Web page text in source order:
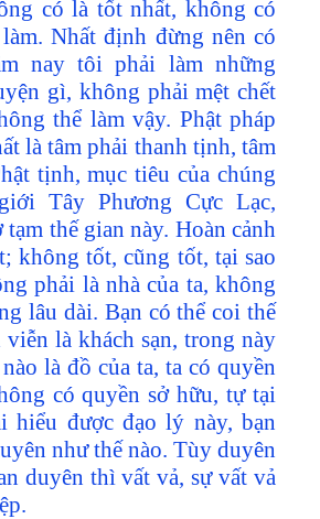
có là tốt nhất, không có
Nhất định đừng nên có
nay tôi phải làm những
gì, không phải mệt chết
thể làm vậy. Phật pháp
là tâm phải thanh tịnh, tâm
tịnh, mục tiêu của chúng
Tây Phương Cực Lạc,
thế gian này. Hoàn cảnh
không tốt, cũng tốt, tại sao
phải là nhà của ta, không
lâu dài. Bạn có thể coi thế
là khách sạn, trong này
là đồ của ta, ta có quyền
có quyền sở hữu, tự tại
hiểu được đạo lý này, bạn
như thế nào. Tùy duyên
duyên thì vất vả, sự vất vả